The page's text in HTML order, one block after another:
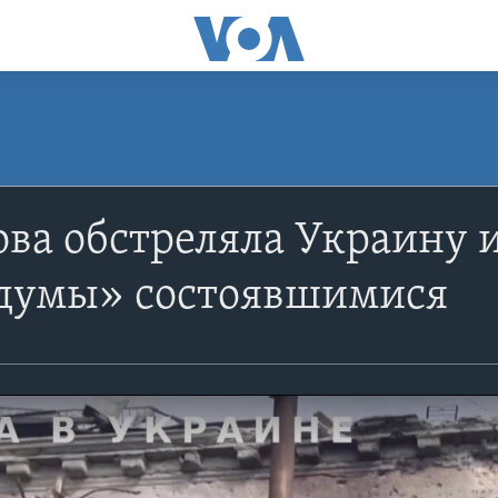
обстреляла Украину
состоявшимися